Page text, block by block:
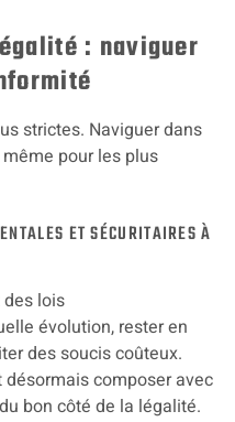
: naviguer
strictes. Naviguer dans
pour les plus
ET SÉCURITAIRES À
lois
évolution, rester en
des soucis coûteux.
composer avec
bon côté de la légalité.